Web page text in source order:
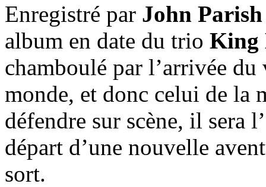
Enregistré par John Parish
album en date du trio King
chamboulé par l’arrivée
monde, et donc celui de la
défendre sur scène, il sera
départ d’une nouvelle
sort.